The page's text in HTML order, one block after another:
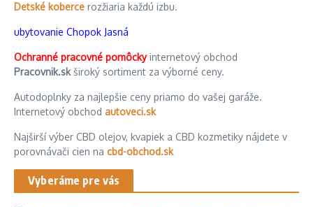
Detské koberce rozžiaria každú izbu.
ubytovanie Chopok Jasná
Ochranné pracovné pomôckyinternetový obchod
Pracovnik.skširoký sortiment za výborné ceny.
Autodoplnky za najlepšie ceny priamo do vašej garáže.
Internetový obchod autoveci.sk
Najširší výber CBD olejov, kvapiek a CBD kozmetiky nájdete v
porovnávači cien na cbd-obchod.sk
Vyberáme pre vás